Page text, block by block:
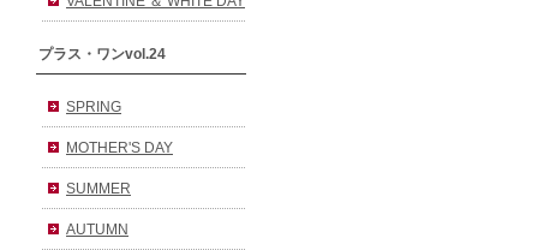
プラス・ワンvol.24
SPRING
MOTHER'S DAY
SUMMER
AUTUMN